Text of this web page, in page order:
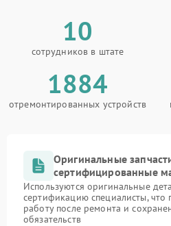
10
сотрудников в штате
1884
отремонтированных устройств
Оригинальные
сертифицированные
Используются оригинальные
сертификацию специалисты, что
работу после ремонта и
обязательств